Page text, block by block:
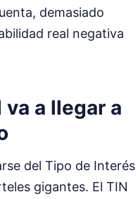
demasiado
real negativa
a llegar a
del Tipo de Interés
gigantes. El TIN